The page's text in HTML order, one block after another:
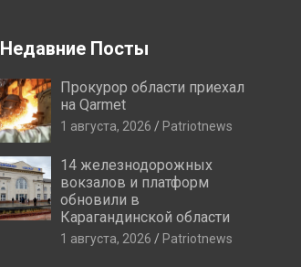
Недавние Посты
Прокурор области приехал
на Qarmet
1 августа, 2026 Patriotnews
14 железнодорожных
вокзалов и платформ
обновили в
Карагандинской области
1 августа, 2026 Patriotnews